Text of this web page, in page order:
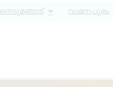
നെടുമങ്ങാട് വാമനപുരം